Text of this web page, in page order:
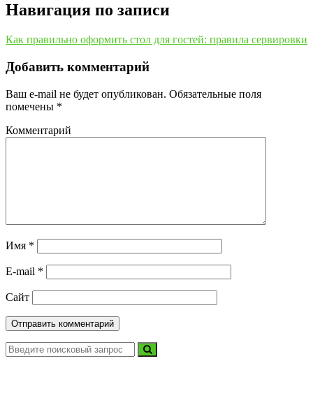
Навигация по записи
Как правильно оформить стол для гостей: правила сервировки
Добавить комментарий
Ваш e-mail не будет опубликован. Обязательные поля
помечены *
Комментарий
Имя *
E-mail *
Сайт